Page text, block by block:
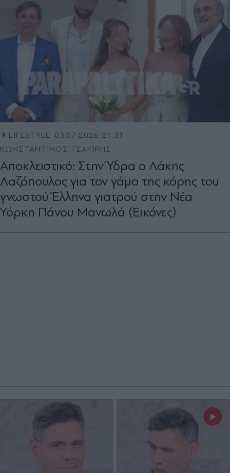
LIFESTYLE 03.07.2026 21:31
ΚΩΝΣΤΑΝΤΙΝΟΣ ΤΣΑΚΙΡΗΣ
Αποκλειστικό: Στην Ύδρα ο Λάκης
Λαζόπουλος για τον γάμο της κόρης του
γνωστού Έλληνα γιατρού στην Νέα
Υόρκη Πάνου Μανωλά (Εικόνες)